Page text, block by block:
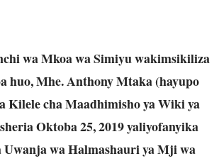
wa Mkoa wa Simiyu wakimsikiliza
huo, Mhe. Anthony Mtaka (hayupo
Kilele cha Maadhimisho ya Wiki ya
Oktoba 25, 2019 yaliyofanyika
wa Halmashauri ya Mji wa